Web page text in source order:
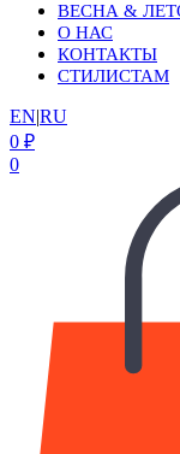
ВЕСНА &
О НАС
КОНТАКТЫ
СТИЛИСТАМ
EN|RU
0 ₽
0